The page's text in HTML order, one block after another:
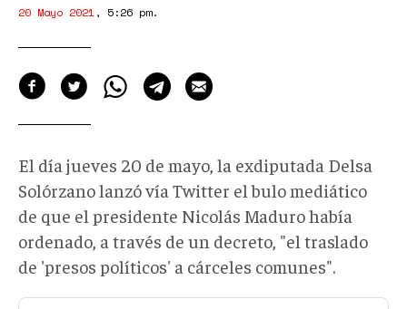
copy.jpg
20 Mayo 2021, 5:26 pm.
El día jueves 20 de mayo, la exdiputada Delsa
Solórzano lanzó vía Twitter el bulo mediático
de que el presidente Nicolás Maduro había
ordenado, a través de un decreto, "el traslado
de 'presos políticos' a cárceles comunes".